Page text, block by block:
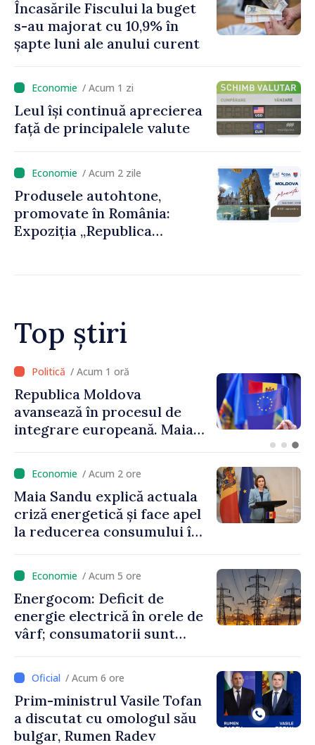
foarte atent vom uniformiza
anumite taxe”
Încasările Fiscului la buget
s-au majorat cu 10,9% în
șapte luni ale anului curent
/ Acum 1 zi
Leul își continuă aprecierea
față de principalele valute
/ Acum 2 zile
Produsele autohtone,
promovate în România:
Expoziția „Republica
Top știri
/ Acum 22 minute
Linia electrică de 330 kV
Bălți–Dnestrovsk, grav
avariată în urma
/ Acum 2 ore
Maia Sandu explică actuala
criză energetică și face apel
la reducerea consumului în
putem menține prețurile la
un nivel mai mic”
/ Acum 5 ore
Energocom: Deficit de
energie electrică în orele de
vârf; consumatorii sunt
/ Acum 6 ore
Prim-ministrul Vasile Tofan
a discutat cu omologul său
bulgar, Rumen Radev